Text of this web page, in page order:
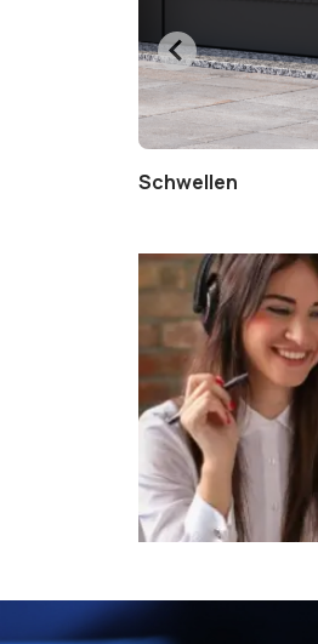
Schwellen